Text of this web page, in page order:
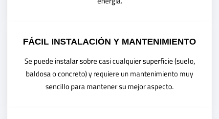
FÁCIL INSTALACIÓN Y MANTENIMIENTO
Se puede instalar sobre casi cualquier superficie (suelo,
baldosa o concreto) y requiere un mantenimiento muy
sencillo para mantener su mejor aspecto.